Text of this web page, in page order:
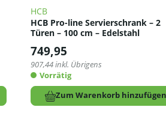
HCB
HCB Pro-line Servierschrank – 2
Türen – 100 cm – Edelstahl
749,95
907,44inkl. Übrigens
Vorrätig
Zum Warenkorb hinzufügen